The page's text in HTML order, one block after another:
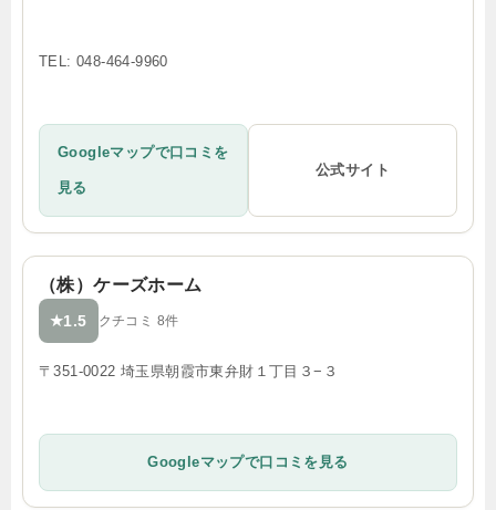
TEL: 048-464-9960
Googleマップで口コミを
見る
公式サイト
（株）ケーズホーム
★1.5 クチコミ 8件
〒351-0022 埼玉県朝霞市東弁財１丁目３−３
Googleマップで口コミを見る